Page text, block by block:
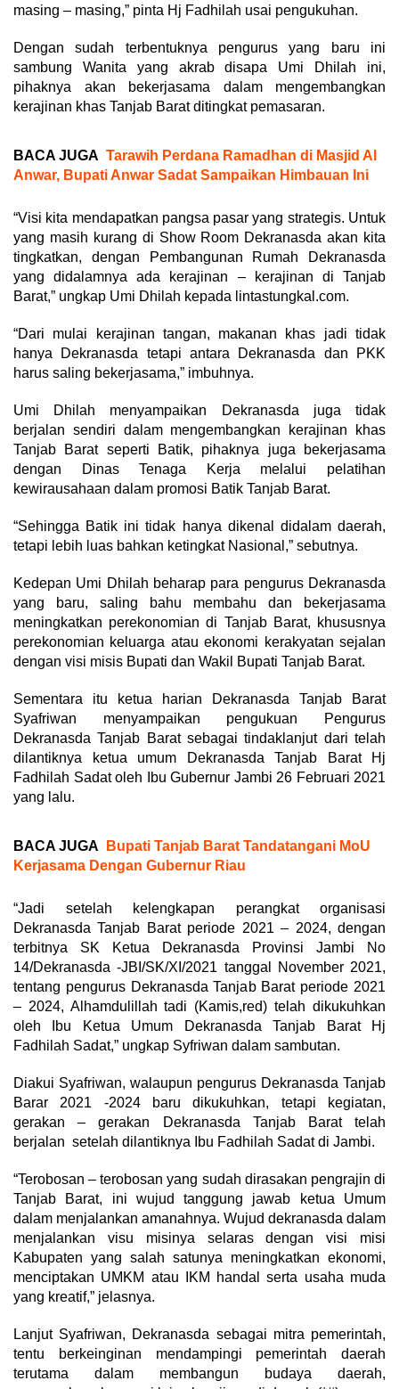
masing – masing,” pinta Hj Fadhilah usai pengukuhan.
Dengan sudah terbentuknya pengurus yang baru ini
sambung Wanita yang akrab disapa Umi Dhilah ini,
pihaknya akan bekerjasama dalam mengembangkan
kerajinan khas Tanjab Barat ditingkat pemasaran.
BACA JUGA Tarawih Perdana Ramadhan di Masjid Al
Anwar, Bupati Anwar Sadat Sampaikan Himbauan Ini
“Visi kita mendapatkan pangsa pasar yang strategis. Untuk
yang masih kurang di Show Room Dekranasda akan kita
tingkatkan, dengan Pembangunan Rumah Dekranasda
yang didalamnya ada kerajinan – kerajinan di Tanjab
Barat,” ungkap Umi Dhilah kepada lintastungkal.com.
“Dari mulai kerajinan tangan, makanan khas jadi tidak
hanya Dekranasda tetapi antara Dekranasda dan PKK
harus saling bekerjasama,” imbuhnya.
Umi Dhilah menyampaikan Dekranasda juga tidak
berjalan sendiri dalam mengembangkan kerajinan khas
Tanjab Barat seperti Batik, pihaknya juga bekerjasama
dengan Dinas Tenaga Kerja melalui pelatihan
kewirausahaan dalam promosi Batik Tanjab Barat.
“Sehingga Batik ini tidak hanya dikenal didalam daerah,
tetapi lebih luas bahkan ketingkat Nasional,” sebutnya.
Kedepan Umi Dhilah beharap para pengurus Dekranasda
yang baru, saling bahu membahu dan bekerjasama
meningkatkan perekonomian di Tanjab Barat, khususnya
perekonomian keluarga atau ekonomi kerakyatan sejalan
dengan visi misis Bupati dan Wakil Bupati Tanjab Barat.
Sementara itu ketua harian Dekranasda Tanjab Barat
Syafriwan menyampaikan pengukuan Pengurus
Dekranasda Tanjab Barat sebagai tindaklanjut dari telah
dilantiknya ketua umum Dekranasda Tanjab Barat Hj
Fadhilah Sadat oleh Ibu Gubernur Jambi 26 Februari 2021
yang lalu.
BACA JUGA
Bupati Tanjab Barat Tandatangani MoU
Kerjasama Dengan Gubernur Riau
“Jadi setelah kelengkapan perangkat organisasi
Dekranasda Tanjab Barat periode 2021 – 2024, dengan
terbitnya SK Ketua Dekranasda Provinsi Jambi No
14/Dekranasda -JBI/SK/XI/2021 tanggal November 2021,
tentang pengurus Dekranasda Tanjab Barat periode 2021
– 2024, Alhamdulillah tadi (Kamis,red) telah dikukuhkan
oleh Ibu Ketua Umum Dekranasda Tanjab Barat Hj
Fadhilah Sadat,” ungkap Syfriwan dalam sambutan.
Diakui Syafriwan, walaupun pengurus Dekranasda Tanjab
Barar 2021 -2024 baru dikukuhkan, tetapi kegiatan,
gerakan – gerakan Dekranasda Tanjab Barat telah
berjalan setelah dilantiknya Ibu Fadhilah Sadat di Jambi.
“Terobosan – terobosan yang sudah dirasakan pengrajin di
Tanjab Barat, ini wujud tanggung jawab ketua Umum
dalam menjalankan amanahnya. Wujud dekranasda dalam
menjalankan visu misinya selaras dengan visi misi
Kabupaten yang salah satunya meningkatkan ekonomi,
menciptakan UMKM atau IKM handal serta usaha muda
yang kreatif,” jelasnya.
Lanjut Syafriwan, Dekranasda sebagai mitra pemerintah,
tentu berkeinginan mendampingi pemerintah daerah
terutama dalam membangun budaya daerah,